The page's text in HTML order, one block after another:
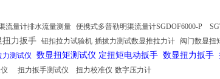
流量计排水流量测量 便携式多普勒明渠流量计SGDOF6000-P
扭力扳手 钮扣拉力试验机 插拔力测试数显推拉力计 阀门数显扭
力测试仪
数显扭矩测试仪 定扭矩电动扳手 数显扭力扳手
扭力扳手测试仪 扭力校准仪 数字压力计